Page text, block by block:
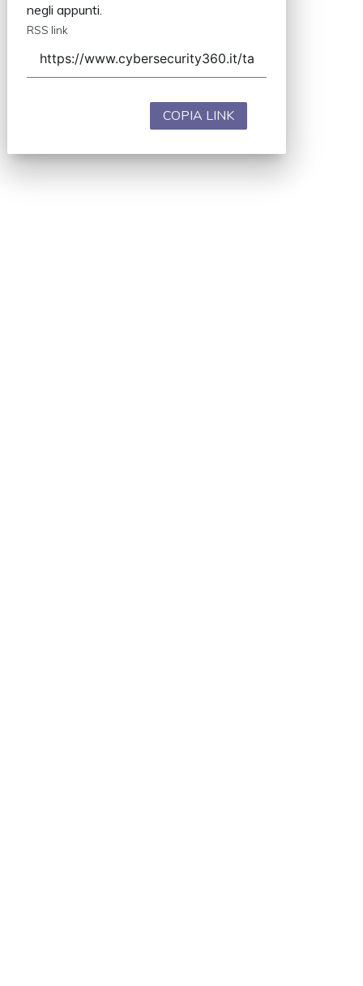
negli appunti.
RSS link
COPIA LINK